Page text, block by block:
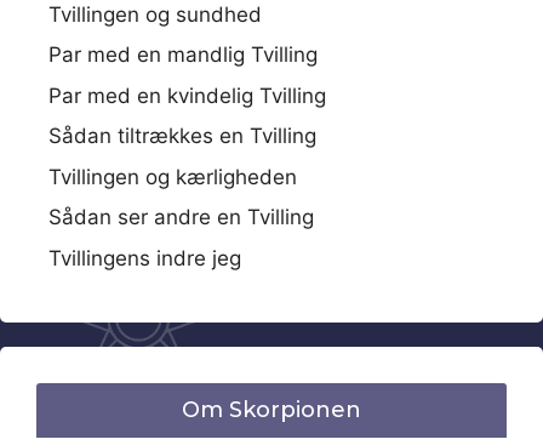
Tvillingen og sundhed
Par med en mandlig Tvilling
Par med en kvindelig Tvilling
Sådan tiltrækkes en Tvilling
Tvillingen og kærligheden
Sådan ser andre en Tvilling
Tvillingens indre jeg
Om Skorpionen